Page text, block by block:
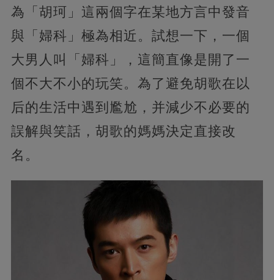
為「胡珂」這兩個字在某地方言中發音
與「婦科」極為相近。試想一下，一個
大男人叫「婦科」，這簡直像是開了一
個不大不小的玩笑。為了避免胡歌在以
后的生活中遇到尷尬，并減少不必要的
誤解與笑話，胡歌的媽媽決定直接改
名。